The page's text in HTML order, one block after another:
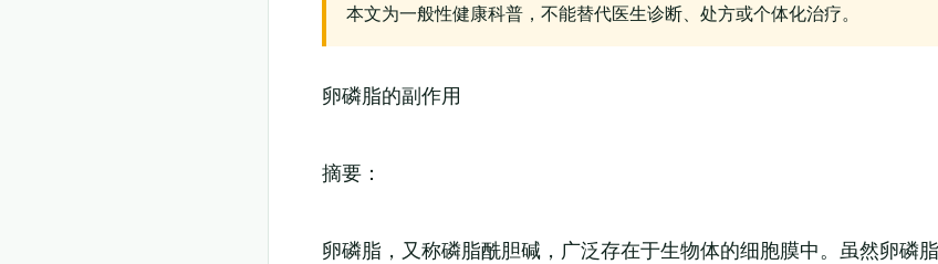
本文为一般性健康科普，不能替代医生诊断、处方或个体化治疗。
卵磷脂的副作用
摘要：
卵磷脂，又称磷脂酰胆碱，广泛存在于生物体的细胞膜中。虽然卵磷